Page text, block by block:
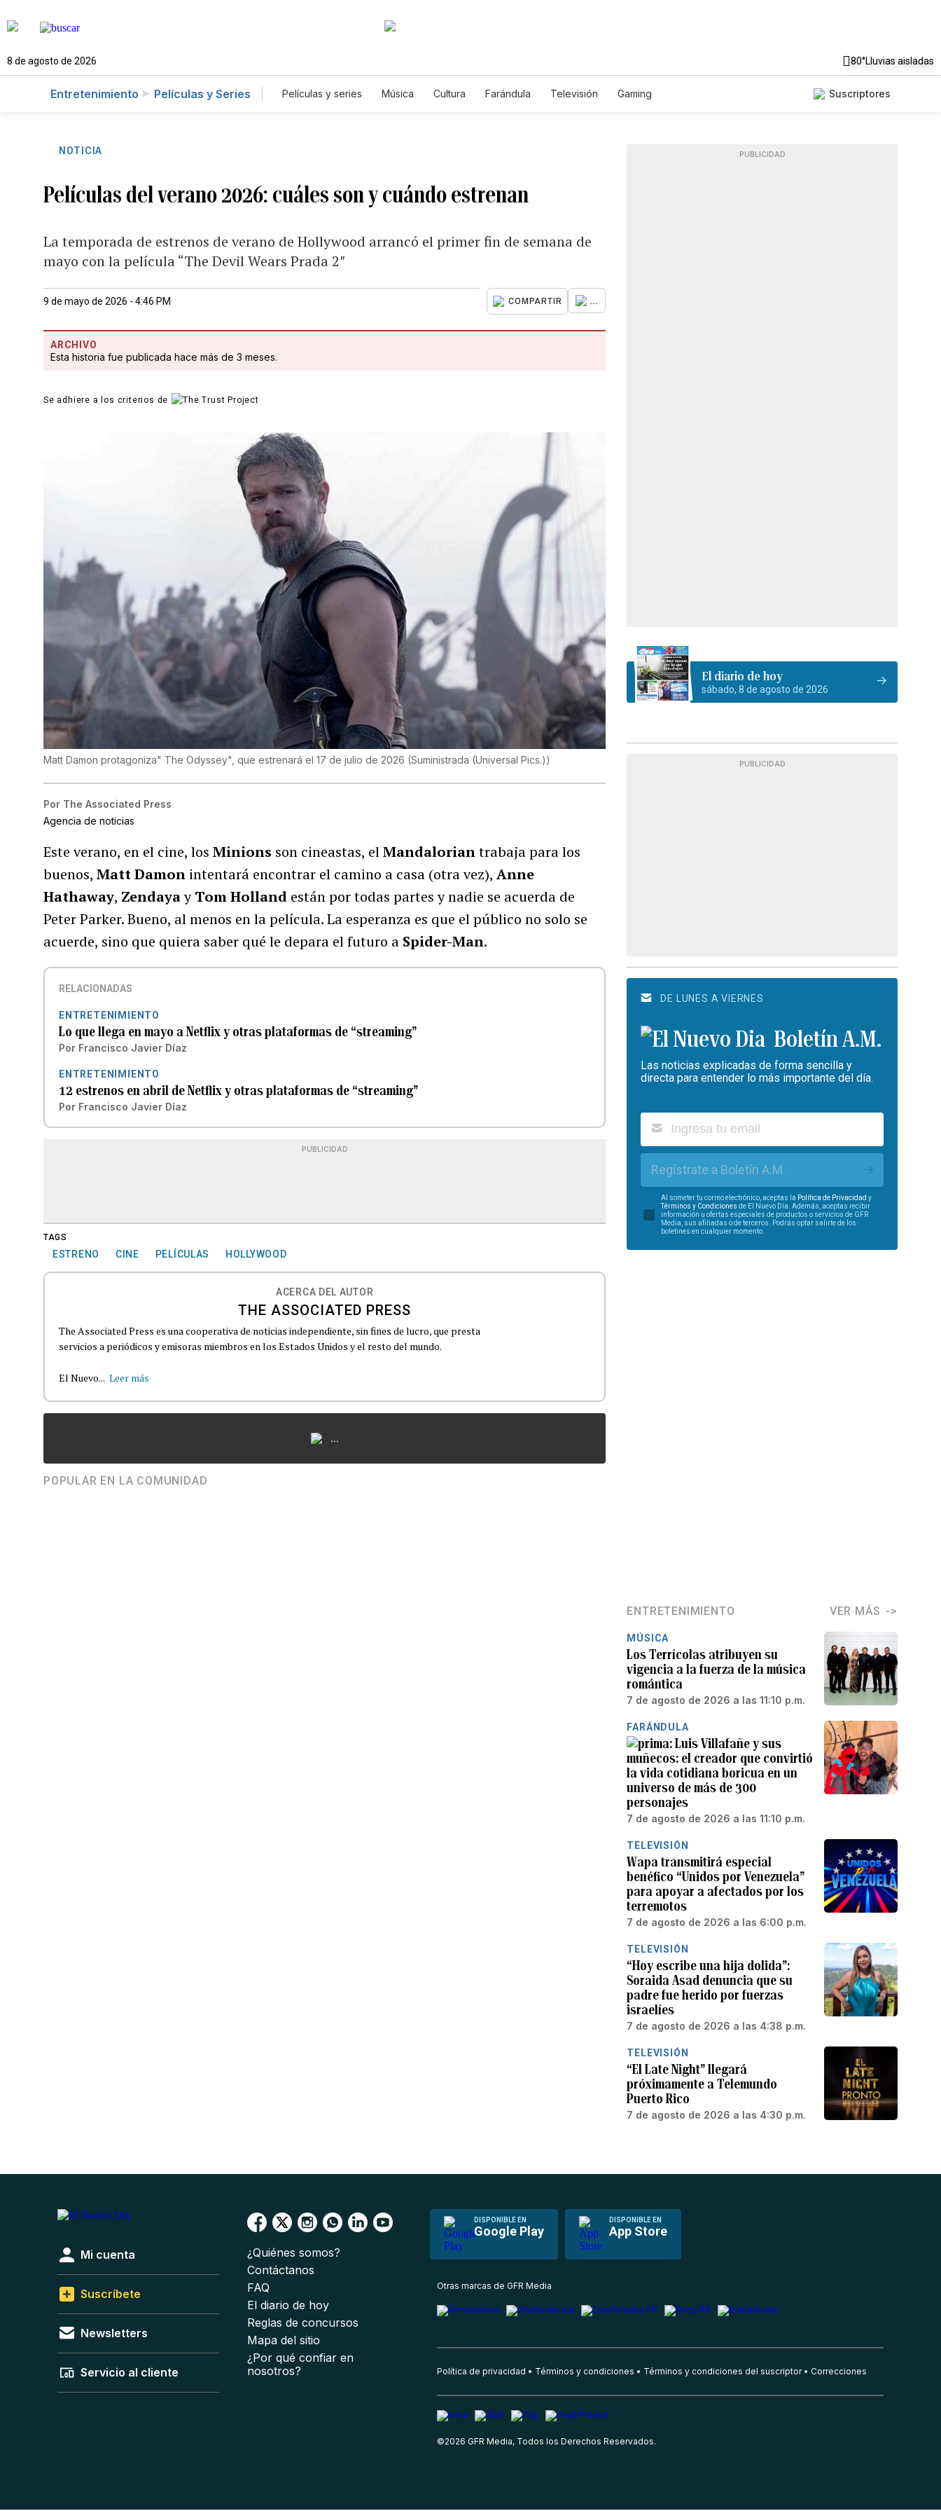
8 de agosto de 2026 80°Lluvias aisladas
Entretenimiento Películas y Series Películas y series Música Cultura Farándula Televisión Gaming Suscriptores
NOTICIA
Películas del verano 2026: cuáles son y cuándo estrenan
La temporada de estrenos de verano de Hollywood arrancó el primer fin de semana de
mayo con la película “The Devil Wears Prada 2″
9 de mayo de 2026 - 4:46 PM COMPARTIR ...
ARCHIVO
Esta historia fue publicada hace más de 3 meses.
Se adhiere a los criterios de
Matt Damon protagoniza" The Odyssey", que estrenará el 17 de julio de 2026 (Suministrada (Universal Pics.))
Por The Associated Press
Agencia de noticias
Este verano, en el cine, losMinions son cineastas, elMandaloriantrabaja para los
buenos,Matt Damon intentará encontrar el camino a casa (otra vez),Anne
Hathaway, ZendayayTom Holland están por todas partes y nadie se acuerda de
Peter Parker. Bueno, al menos en la película. La esperanza es que el público no solo se
acuerde, sino que quiera saber qué le depara el futuro a Spider-Man.
RELACIONADAS
ENTRETENIMIENTO
Lo que llega en mayo a Netflix y otras plataformas de “streaming”
Por Francisco Javier Díaz
ENTRETENIMIENTO
12 estrenos en abril de Netflix y otras plataformas de “streaming”
Por Francisco Javier Díaz
PUBLICIDAD
TAGS
ESTRENO CINE PELÍCULAS HOLLYWOOD
ACERCA DEL AUTOR
THE ASSOCIATED PRESS
The Associated Press es una cooperativa de noticias independiente, sin fines de lucro, que presta
servicios a periódicos y emisoras miembros en los Estados Unidos y el resto del mundo.
El Nuevo... Leer más
...
POPULAR EN LA COMUNIDAD
PUBLICIDAD
El diario de hoy
sábado, 8 de agosto de 2026
PUBLICIDAD
DE LUNES A VIERNES
Boletín A.M.
Las noticias explicadas de forma sencilla y
directa para entender lo más importante del día.
Regístrate a Boletín A.M.
Al someter tu correo electrónico, aceptas la Política de Privacidad y
Términos y Condiciones de El Nuevo Día. Además, aceptas recibir
información u ofertas especiales de productos o servicios de GFR
Media, sus afiliadas o de terceros. Podrás optar salirte de los
boletines en cualquier momento.
ENTRETENIMIENTO VER MÁS
MÚSICA
Los Terrícolas atribuyen su
vigencia a la fuerza de la música
romántica
7 de agosto de 2026 a las 11:10 p.m.
FARÁNDULA
Luis Villafañe y sus
muñecos: el creador que convirtió
la vida cotidiana boricua en un
universo de más de 300
personajes
7 de agosto de 2026 a las 11:10 p.m.
TELEVISIÓN
Wapa transmitirá especial
benéfico “Unidos por Venezuela”
para apoyar a afectados por los
terremotos
7 de agosto de 2026 a las 6:00 p.m.
TELEVISIÓN
“Hoy escribe una hija dolida”:
Soraida Asad denuncia que su
padre fue herido por fuerzas
israelíes
7 de agosto de 2026 a las 4:38 p.m.
TELEVISIÓN
“El Late Night” llegará
próximamente a Telemundo
Puerto Rico
7 de agosto de 2026 a las 4:30 p.m.
DISPONIBLE EN
Google Play
DISPONIBLE EN
App Store
Mi cuenta
Suscríbete
Newsletters
Servicio al cliente
¿Quiénes somos?
Contáctanos
FAQ
El diario de hoy
Reglas de concursos
Mapa del sitio
¿Por qué confiar en
nosotros?
Otras marcas de GFR Media
Política de privacidad Términos y condiciones Términos y condiciones del suscriptor Correcciones
©2026 GFR Media, Todos los Derechos Reservados.